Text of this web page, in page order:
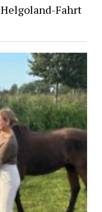
Fahrt